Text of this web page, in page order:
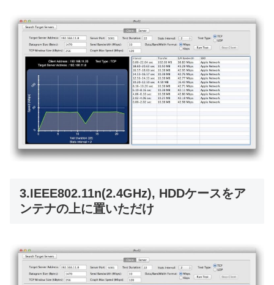
3.IEEE802.11n(2.4GHz), HDDケースをア
ンテナの上に置いただけ